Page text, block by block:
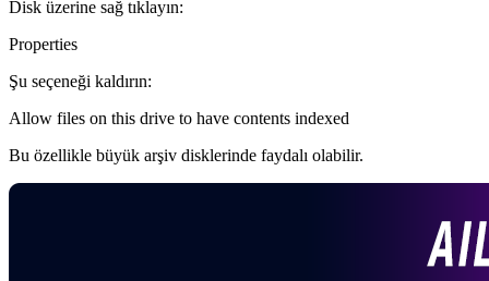
Disk üzerine sağ tıklayın:
Properties
Şu seçeneği kaldırın:
Allow files on this drive to have contents indexed
Bu özellikle büyük arşiv disklerinde faydalı olabilir.